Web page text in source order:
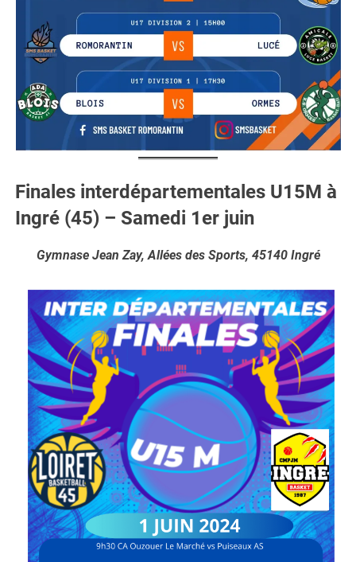
Finales interdépartementales U15M à
Ingré (45) – Samedi 1er juin
Gymnase Jean Zay, Allées des Sports, 45140 Ingré